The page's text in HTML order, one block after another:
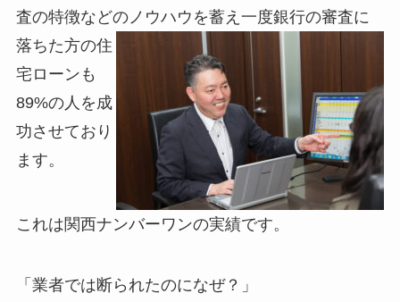
査の特徴などのノウハウを蓄え 一度銀行の審査に
落ちた方の住
宅ローンも
89%の人を成
功させており
ます。
これは関西ナンバーワンの実績です。
「業者では断られたのになぜ？」